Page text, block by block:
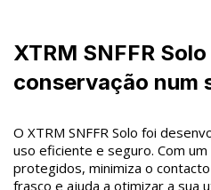
XTRM SNFFR
conservação num
O XTRM SNFFR Solo foi
uso eficiente e seguro. Com
protegidos, minimiza o
frasco e ajuda a otimizar a sua